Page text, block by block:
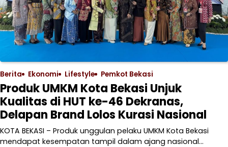
Berita Ekonomi Lifestyle Pemkot Bekasi
Produk UMKM Kota Bekasi Unjuk
Kualitas di HUT ke-46 Dekranas,
Delapan Brand Lolos Kurasi Nasional
KOTA BEKASI – Produk unggulan pelaku UMKM Kota Bekasi
mendapat kesempatan tampil dalam ajang nasional…